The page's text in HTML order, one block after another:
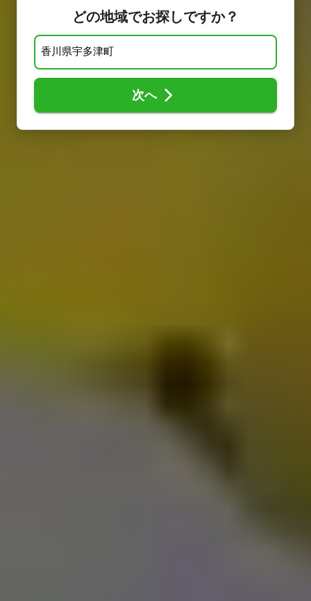
どの地域でお探しですか？
次へ